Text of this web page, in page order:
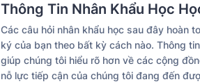
Thông Tin Nhân Khẩu Học
Các câu hỏi nhân khẩu học sau đây hoàn
ký của bạn theo bất kỳ cách nào. Thông
giúp chúng tôi hiểu rõ hơn về các cộng
nỗ lực tiếp cận của chúng tôi đang đến